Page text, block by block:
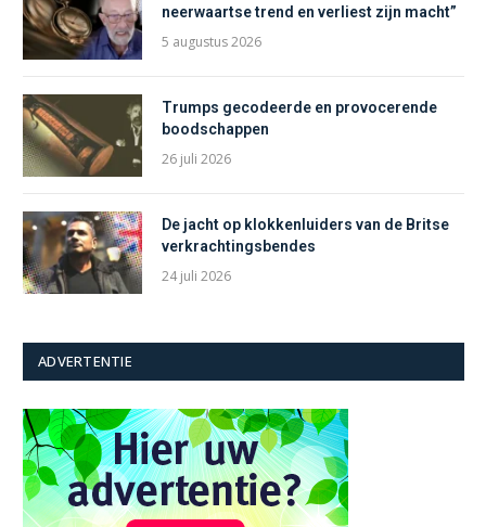
neerwaartse trend en verliest zijn macht”
5 augustus 2026
Trumps gecodeerde en provocerende
boodschappen
26 juli 2026
De jacht op klokkenluiders van de Britse
verkrachtingsbendes
24 juli 2026
ADVERTENTIE